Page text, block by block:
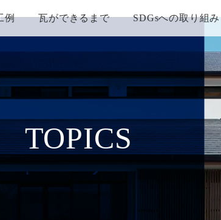
例 瓦ができるまで SDGsへの取り組み
TOPICS